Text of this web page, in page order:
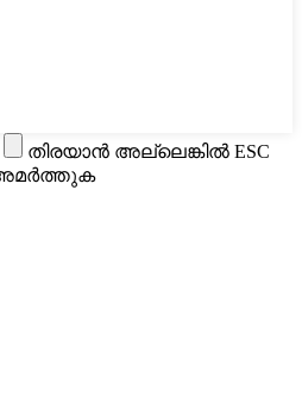
തിരയാൻ അല്ലെങ്കിൽ ESC
അമർത്തുക